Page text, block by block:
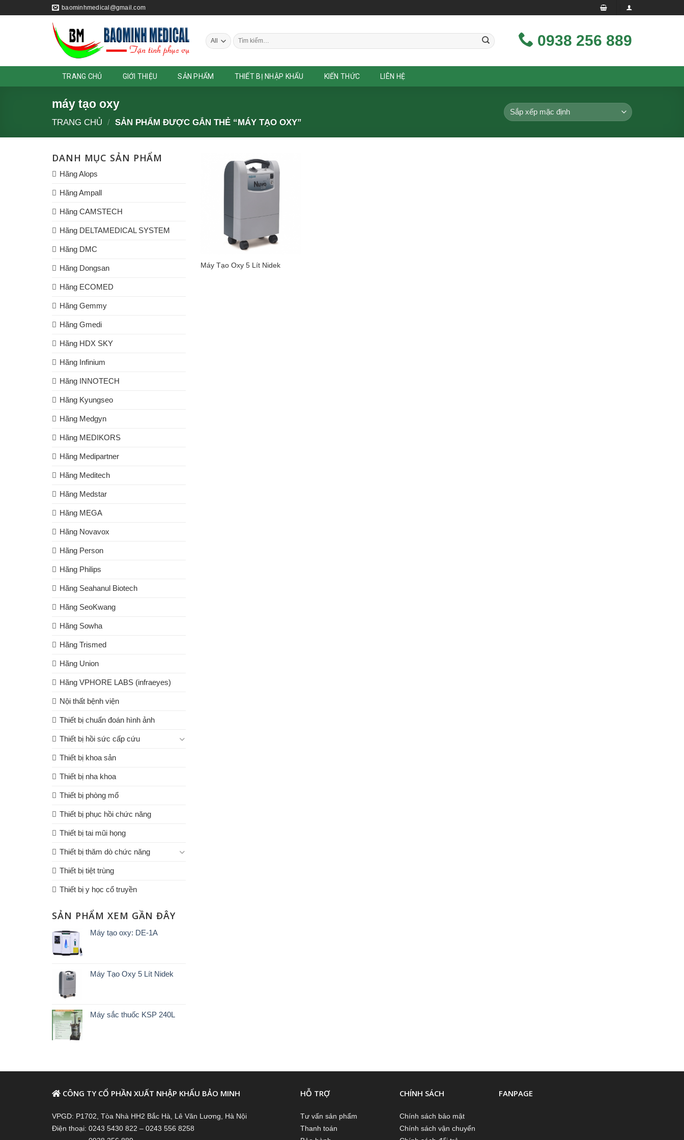
to
baominhmedical@gmail.com
Tìm
kiếm:
0938 256 889
TRANG CHỦ GIỚI THIỆU SẢN PHẨM THIẾT BỊ NHẬP KHẨU KIẾN THỨC LIÊN HỆ
máy tạo oxy
TRANG CHỦ / SẢN PHẨM ĐƯỢC GẮN THẺ “MÁY TẠO OXY”
DANH MỤC SẢN PHẨM
Hãng Alops
Hãng Ampall
Hãng CAMSTECH
Hãng DELTAMEDICAL SYSTEM
Hãng DMC
Hãng Dongsan
Hãng ECOMED
Hãng Gemmy
Hãng Gmedi
Hãng HDX SKY
Hãng Infinium
Hãng INNOTECH
Hãng Kyungseo
Hãng Medgyn
Hãng MEDIKORS
Hãng Medipartner
Hãng Meditech
Hãng Medstar
Hãng MEGA
Hãng Novavox
Hãng Person
Hãng Philips
Hãng Seahanul Biotech
Hãng SeoKwang
Hãng Sowha
Hãng Trismed
Hãng Union
Hãng VPHORE LABS (infraeyes)
Nội thất bệnh viện
Thiết bị chuẩn đoán hình ảnh
Thiết bị hồi sức cấp cứu
Thiết bị khoa sản
Thiết bị nha khoa
Thiết bị phòng mổ
Thiết bị phục hồi chức năng
Thiết bị tai mũi họng
Thiết bị thăm dò chức năng
Thiết bị tiệt trùng
Thiết bị y học cổ truyền
SẢN PHẨM XEM GẦN ĐÂY
Máy tạo oxy: DE-1A
Máy Tạo Oxy 5 Lít Nidek
Máy sắc thuốc KSP 240L
Máy Tạo Oxy 5 Lít Nidek
CÔNG TY CỔ PHẦN XUẤT NHẬP KHẨU BẢO MINH
VPGD: P1702, Tòa Nhà HH2 Bắc Hà, Lê Văn Lương, Hà Nội
Điện thoại: 0243 5430 822 – 0243 556 8258
HỖ TRỢ
Tư vấn sản phẩm
Thanh toán
CHÍNH SÁCH
Chính sách bảo mật
Chính sách vận chuyển
FANPAGE